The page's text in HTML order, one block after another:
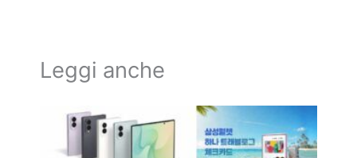
Leggi anche